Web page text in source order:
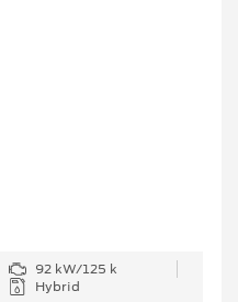
92 kW/125 k
Hybrid